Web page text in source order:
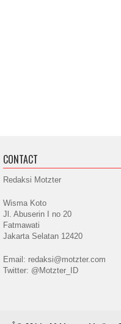
CONTACT
Redaksi Motzter
Wisma Koto
Jl. Abuserin I no 20
Fatmawati
Jakarta Selatan 12420
Email: redaksi@motzter.com
Twitter: @Motzter_ID